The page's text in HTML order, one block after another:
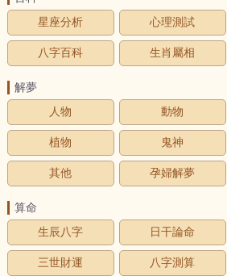
星座分析
心理測試
八字百科 生肖屬相
解夢
人物
動物
植物 鬼神
其他 孕婦解夢
算命
生辰八字
日干論命
三世財運 八字測算